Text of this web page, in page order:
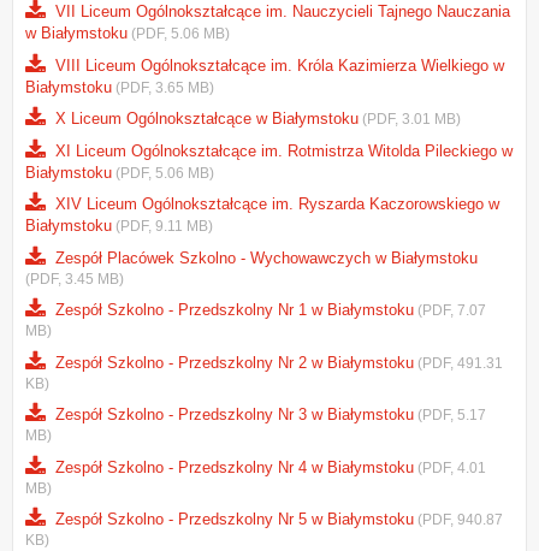
VII Liceum Ogólnokształcące im. Nauczycieli Tajnego Nauczania
w Białymstoku (PDF, 5.06 MB)
VIII Liceum Ogólnokształcące im. Króla Kazimierza Wielkiego w
Białymstoku (PDF, 3.65 MB)
X Liceum Ogólnokształcące w Białymstoku (PDF, 3.01 MB)
XI Liceum Ogólnokształcące im. Rotmistrza Witolda Pileckiego w
Białymstoku (PDF, 5.06 MB)
XIV Liceum Ogólnokształcące im. Ryszarda Kaczorowskiego w
Białymstoku (PDF, 9.11 MB)
Zespół Placówek Szkolno - Wychowawczych w Białymstoku
(PDF, 3.45 MB)
Zespół Szkolno - Przedszkolny Nr 1 w Białymstoku (PDF, 7.07
MB)
Zespół Szkolno - Przedszkolny Nr 2 w Białymstoku (PDF, 491.31
KB)
Zespół Szkolno - Przedszkolny Nr 3 w Białymstoku (PDF, 5.17
MB)
Zespół Szkolno - Przedszkolny Nr 4 w Białymstoku (PDF, 4.01
MB)
Zespół Szkolno - Przedszkolny Nr 5 w Białymstoku (PDF, 940.87
KB)